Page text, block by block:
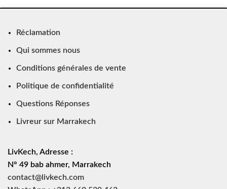
Réclamation
Qui sommes nous
Conditions générales de vente
Politique de confidentialité
Questions Réponses
Livreur sur Marrakech
LivKech, Adresse :
N° 49 bab ahmer, Marrakech
contact@livkech.com